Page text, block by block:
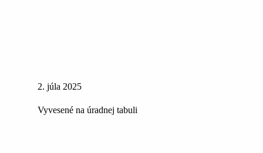
2. júla 2025
Vyvesené na úradnej tabuli